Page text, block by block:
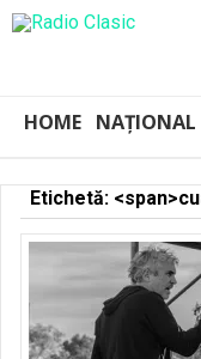
HOME NAȚIONAL
Etichetă: